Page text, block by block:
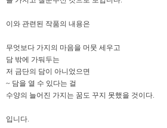
이와 관련된 작품의 내용은
무엇보다 가지의 마음을 머뭇 세우고
담 밖에 가둬두는
저 금단의 담이 아니었으면
~ 담을 열 수 있다는 걸
수양의 늘어진 가지는 꿈도 꾸지 못했을 것이다.
입니다.